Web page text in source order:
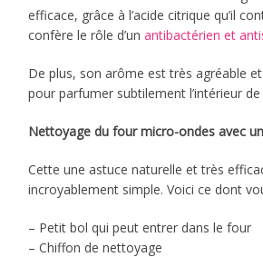
efficace, grâce à l’acide citrique qu’il
confère le rôle d’unantibactérien et
De plus, son arôme est très agréable
pour parfumer subtilement l’intérieur
Nettoyage du four micro-ondes avec
Cette une astuce naturelle et très
incroyablement simple. Voici ce dont
– Petit bol qui peut entrer dans le four
– Chiffon de nettoyage